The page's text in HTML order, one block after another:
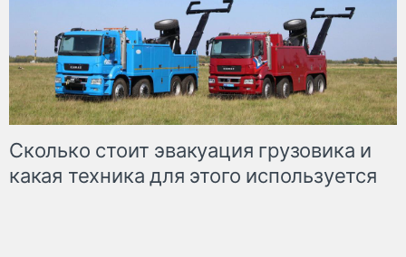
Сколько стоит эвакуация грузовика и
какая техника для этого используется